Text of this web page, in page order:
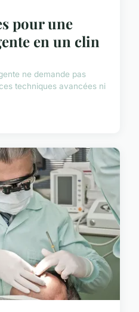
pour une
en un clin
ne demande pas
techniques avancées ni